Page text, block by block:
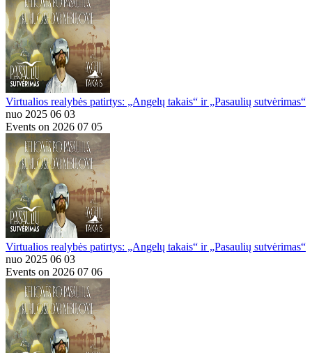
Virtualios realybės patirtys: „Angelų takais“ ir „Pasaulių sutvėrimas“
nuo 2025 06 03
Events on 2026 07 05
Virtualios realybės patirtys: „Angelų takais“ ir „Pasaulių sutvėrimas“
nuo 2025 06 03
Events on 2026 07 06